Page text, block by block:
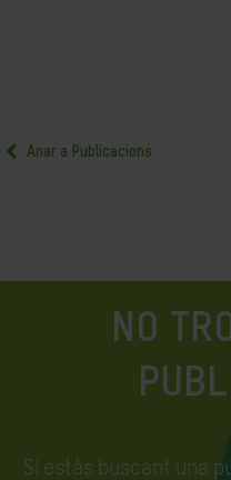
Anar a Publicacions
NO
Si estàs buscant una